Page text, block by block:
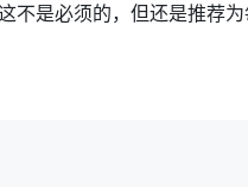
不是必须的，但还是推荐